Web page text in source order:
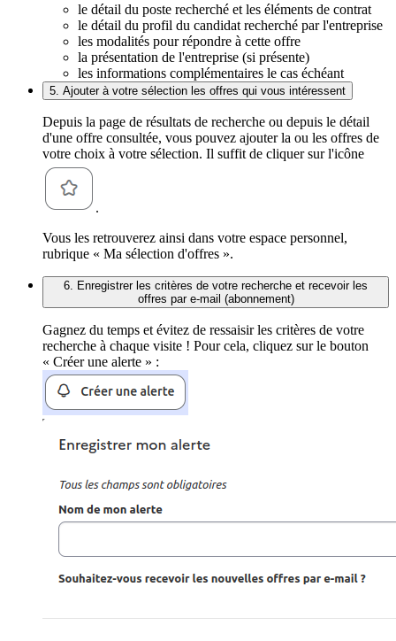
le détail du poste recherché et les éléments de contrat
le détail du profil du candidat recherché par l'entreprise
les modalités pour répondre à cette offre
la présentation de l'entreprise (si présente)
les informations complémentaires le cas échéant
5. Ajouter à votre sélection les offres qui vous intéressent
Depuis la page de résultats de recherche ou depuis le détail
d'une offre consultée, vous pouvez ajouter la ou les offres de
votre choix à votre sélection. Il suffit de cliquer sur l'icône
.
Vous les retrouverez ainsi dans votre espace personnel,
rubrique « Ma sélection d'offres ».
6. Enregistrer les critères de votre recherche et recevoir les
offres par e-mail (abonnement)
Gagnez du temps et évitez de ressaisir les critères de votre
recherche à chaque visite ! Pour cela, cliquez sur le bouton
« Créer une alerte » :